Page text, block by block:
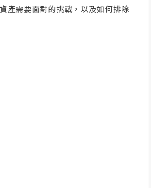
產需要面對的挑戰，以及如何排除